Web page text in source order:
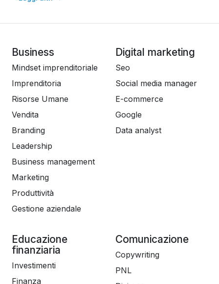
Business
Mindset imprenditoriale
Imprenditoria
Risorse Umane
Vendita
Branding
Leadership
Business management
Marketing
Produttività
Gestione aziendale
Digital marketing
Seo
Social media manager
E-commerce
Google
Data analyst
Educazione
finanziaria
Investimenti
Finanza
Comunicazione
Copywriting
PNL